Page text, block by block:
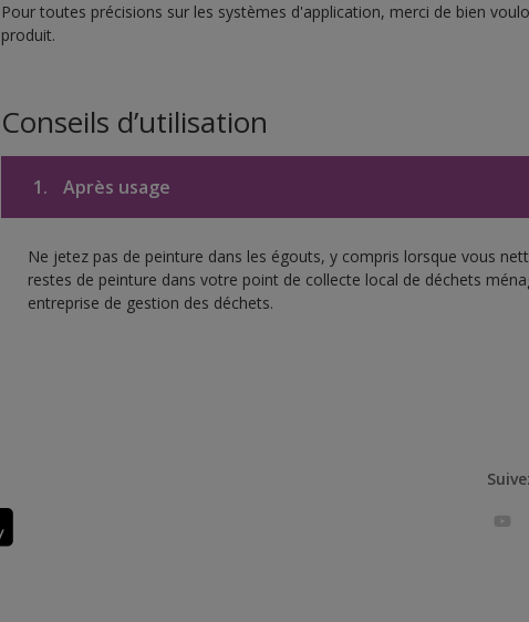
Pour toutes précisions sur les systèmes d'application, merci de bien
produit.
Conseils d’utilisation
1. Après usage
Ne jetez pas de peinture dans les égouts, y compris lorsque vous
restes de peinture dans votre point de collecte local de déchets
entreprise de gestion des déchets.